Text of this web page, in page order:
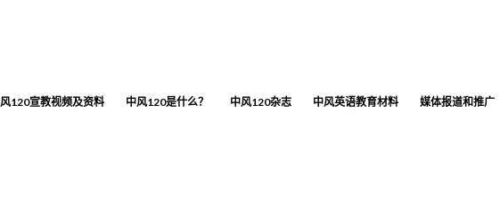
120宣教视频及资料 中风120是什么？ 中风120杂志 中风英语教育材料 媒体报道和推广